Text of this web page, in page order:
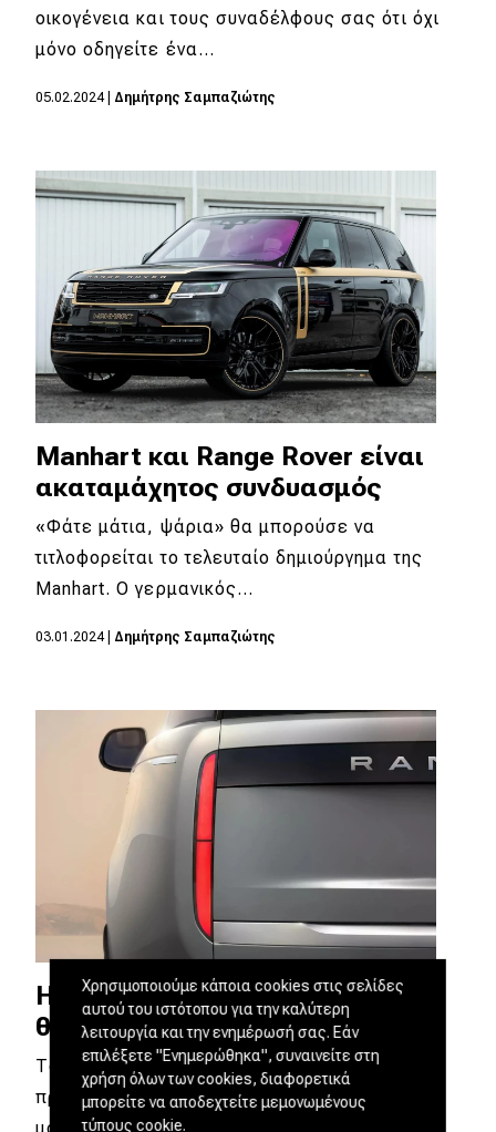
οικογένεια και τους συναδέλφους σας ότι όχι
μόνο οδηγείτε ένα…
05.02.2024| Δημήτρης Σαμπαζιώτης
Manhart και Range Rover είναι
ακαταμάχητος συνδυασμός
«Φάτε μάτια, ψάρια» θα μπορούσε να
τιτλοφορείται το τελευταίο δημιούργημα της
Manhart. Ο γερμανικός…
03.01.2024| Δημήτρης Σαμπαζιώτης
Ηλεκτρικό Range Rover με…
θερμικές επιδόσεις
Το Range Rover Electric λέγεται πως θα
προσφέρει επιδόσεις ανάλογες με αυτές του
Χρησιμοποιούμε κάποια cookies στις σελίδες
αυτού του ιστότοπου για την καλύτερη
λειτουργία και την ενημέρωσή σας. Εάν
επιλέξετε "Ενημερώθηκα", συναινείτε στη
χρήση όλων των cookies, διαφορετικά
μπορείτε να αποδεχτείτε μεμονωμένους
τύπους cookie.